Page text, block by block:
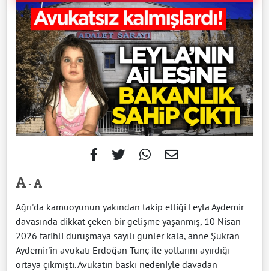
-
Ağrı'da kamuoyunun yakından takip ettiği Leyla Aydemir
davasında dikkat çeken bir gelişme yaşanmış, 10 Nisan
2026 tarihli duruşmaya sayılı günler kala, anne Şükran
Aydemir'in avukatı Erdoğan Tunç ile yollarını ayırdığı
ortaya çıkmıştı. Avukatın baskı nedeniyle davadan